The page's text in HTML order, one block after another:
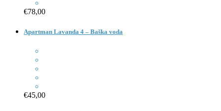
€78,00
Apartman Lavanda 4 – Baška voda
€45,00